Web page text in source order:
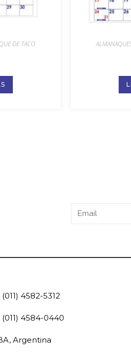
DE TACO
4582-5312
(011) 4584-0440
Argentina